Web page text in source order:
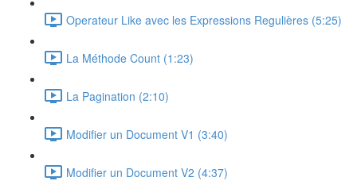
Operateur Like avec les Expressions Regulières (5:25)
La Méthode Count (1:23)
La Pagination (2:10)
Modifier un Document V1 (3:40)
Modifier un Document V2 (4:37)